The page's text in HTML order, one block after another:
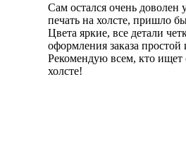
Сам остался очень доволен
печать на холсте, пришло
Цвета яркие, все детали
оформления заказа
Рекомендую всем, кто ищет
холсте!